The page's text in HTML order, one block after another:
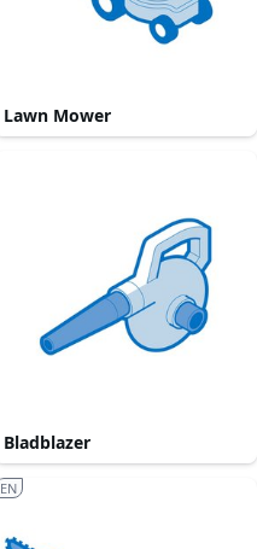
Lawn Mower
Bladblazer
EN